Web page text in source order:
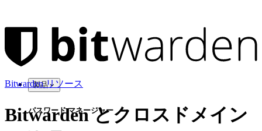
製品
パスワード マネージャー
Bitwarden リソース
Bitwarden とクロスドメイン